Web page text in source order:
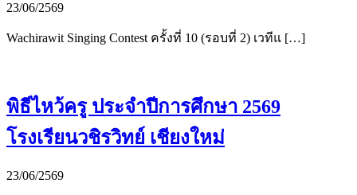
23/06/2569
Wachirawit Singing Contest ครั้งที่ 10 (รอบที่ 2) เวทีแ […]
พิธีไหว้ครู ประจำปีการศึกษา 2569
โรงเรียนวชิรวิทย์ เชียงใหม่
23/06/2569